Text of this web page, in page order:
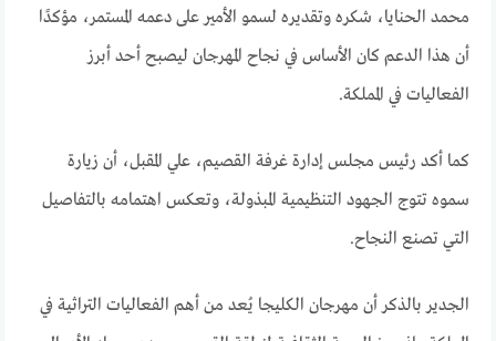
محمد الحنايا، شكره وتقديره لسمو الأمير على دعمه المستمر، مؤكدًا
أن هذا الدعم كان الأساس في نجاح المهرجان ليصبح أحد أبرز
الفعاليات في المملكة.
كما أكد رئيس مجلس إدارة غرفة القصيم، علي المقبل، أن زيارة
سموه تتوج الجهود التنظيمية المبذولة، وتعكس اهتمامه بالتفاصيل
التي تصنع النجاح.
الجدير بالذكر أن مهرجان الكليجا يُعد من أهم الفعاليات التراثية في